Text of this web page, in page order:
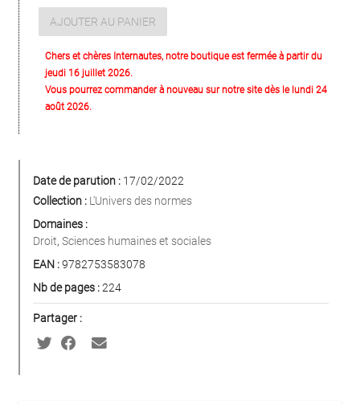
AJOUTER AU PANIER
Chers et chères Internautes, notre boutique est fermée à partir du
jeudi 16 juillet 2026.
Vous pourrez commander à nouveau sur notre site dès le lundi 24
août 2026.
Date de parution : 17/02/2022
Collection : L'Univers des normes
Domaines :
Droit, Sciences humaines et sociales
EAN :9782753583078
Nb de pages :224
Partager :